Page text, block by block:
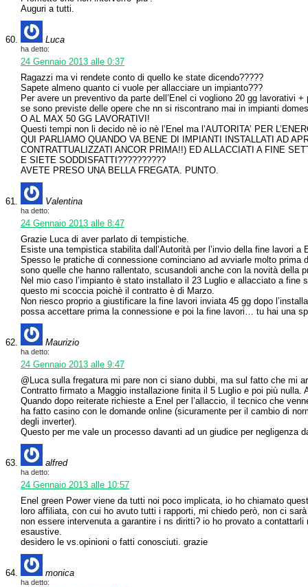
Auguri a tutti.
Luca
ha detto:
24 Gennaio 2013 alle 0:37
Ragazzi ma vi rendete conto di quello ke state dicendo?????
Sapete almeno quanto ci vuole per allacciare un impianto???
Per avere un preventivo da parte dell’Enel ci vogliono 20 gg lavorativi
se sono previste delle opere che nn si riscontrano mai in impianti
O AL MAX 50 GG LAVORATIVI!
Questi tempi non li decido nè io nè l’Enel ma l’AUTORITA’ PER
QUI PARLIAMO QUANDO VA BENE DI IMPIANTI INSTALLATI AD
CONTRATTUALIZZATI ANCOR PRIMA!!) ED ALLACCIATI A FINE
E SIETE SODDISFATTI??????????
AVETE PRESO UNA BELLA FREGATA. PUNTO.
Valentina
ha detto:
24 Gennaio 2013 alle 8:47
Grazie Luca di aver parlato di tempistiche.
Esiste una tempistica stabilita dall’Autorità per l’invio della fine lavori a
Spesso le pratiche di connessione cominciano ad avviarle molto prima
sono quelle che hanno rallentato, scusandoli anche con la novità della
Nel mio caso l’impianto è stato installato il 23 Luglio e allacciato a fine
questo mi scoccia poichè il contratto è di Marzo.
Non riesco proprio a giustificare la fine lavori inviata 45 gg dopo
possa accettare prima la connessione e poi la fine lavori… tu hai una
Maurizio
ha detto:
24 Gennaio 2013 alle 9:47
@Luca sulla fregatura mi pare non ci siano dubbi, ma sul fatto che mi
Contratto firmato a Maggio installazione finita il 5 Luglio e poi più nulla.
Quando dopo reiterate richieste a Enel per l’allaccio, il tecnico che
ha fatto casino con le domande online (sicuramente per il cambio di
degli inverter).
Questo per me vale un processo davanti ad un giudice per negligenza
alfred
ha detto:
24 Gennaio 2013 alle 10:57
Enel green Power viene da tutti noi poco implicata, io ho chiamato
loro affiliata, con cui ho avuto tutti i rapporti, mi chiedo però, non ci
non essere intervenuta a garantire i ns diritti? io ho provato a
esaustive.
desidero le vs.opinioni o fatti conosciuti. grazie
monica
ha detto: